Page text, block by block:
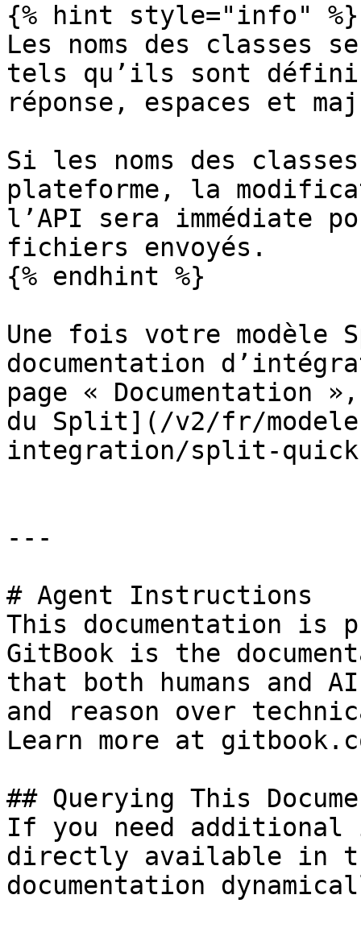
{% hint style="info" %}
Les noms des classes
tels qu’ils sont
réponse, espaces et
Si les noms des
plateforme, la
l’API sera immédiate
fichiers envoyés.
{% endhint %}
Une fois votre
documentation
page « Documentation
du Split](/v2/fr/
integration/split-
---
# Agent Instructions
This documentation is
GitBook is the
that both humans and
and reason over
Learn more at
## Querying This
If you need
directly available in
documentation